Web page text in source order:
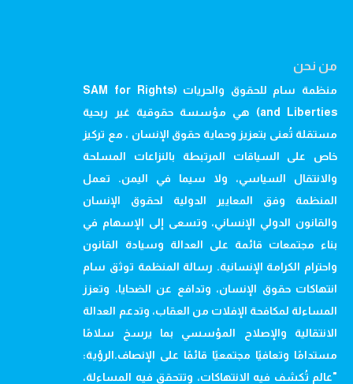
من نحن
منظمة سام للحقوق والحريات (SAM for Rights
and Liberties) هي مؤسسة حقوقية غير ربحية
مستقلة تُعنى بتعزيز وحماية حقوق الإنسان ، مع تركيز
خاص على السياقات المرتبطة بالنزاعات المسلحة
والانتقال السياسي، ولا سيما في اليمن. تعمل
المنظمة وفق المعايير الدولية لحقوق الإنسان
والقانون الدولي الإنساني، وتسعى إلى الإسهام في
بناء مجتمعات قائمة على العدالة وسيادة القانون
واحترام الكرامة الإنسانية. رسالة المنظمة توثق سام
انتهاكات حقوق الإنسان، وتدافع عن الضحايا، وتعزز
المساءلة لمكافحة الإفلات من العقاب، وتدعم العدالة
الانتقالية والإصلاح المؤسسي بما يرسخ سلامًا
مستدامًا وتعافيًا مجتمعيًا قائمًا على الإنصاف.الرؤية:
"عالم تُكشف فيه الانتهاكات، وتتحقق فيه المساءلة،